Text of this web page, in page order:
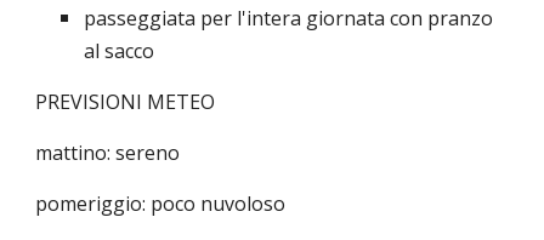
passeggiata per l'intera giornata con pranzo
al sacco
PREVISIONI METEO
mattino: sereno
pomeriggio: poco nuvoloso